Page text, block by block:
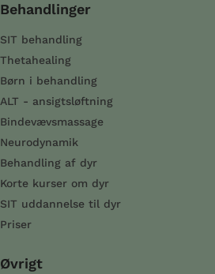
Behandlinger
SIT behandling
Thetahealing
Børn i behandling
ALT - ansigtsløftning
Bindevævsmassage
Neurodynamik
Behandling af dyr
Korte kurser om dyr
SIT uddannelse til dyr
Priser
Øvrigt